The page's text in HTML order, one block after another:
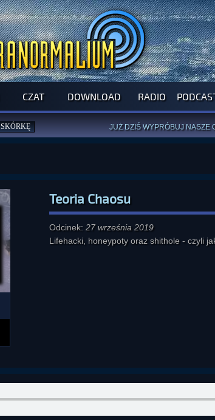
CZAT DOWNLOAD RADIO
PILNY APEL:PRZEKAŻ 1%
Teoria Chaosu
Odcinek: 27 września 2019
Lifehacki, honeypoty oraz shithole - czyli